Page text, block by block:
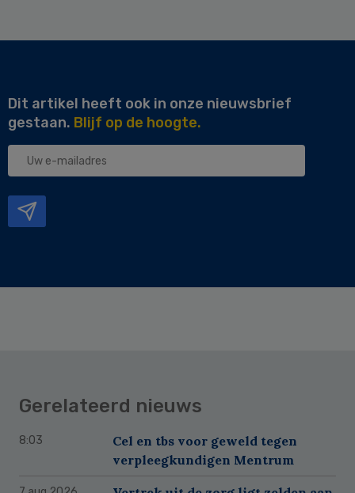
Dit artikel heeft ook in onze nieuwsbrief
gestaan. Blijf op de hoogte.
Uw
Gerelateerd nieuws
8:03
Cel en tbs voor geweld tegen
verpleegkundigen Mentrum